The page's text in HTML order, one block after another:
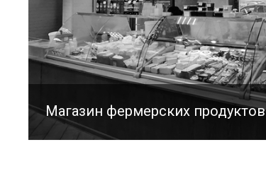
Магазин фермерских продуктов